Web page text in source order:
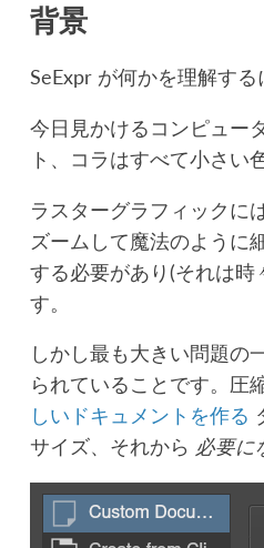
背景
SeExpr が何かを理解する
今日見かけるコンピュー
ト、コラはすべて小さい
ラスターグラフィックに
ズームして魔法のように
する必要があり(それは
す。
しかし最も大きい問題の
られていることです。圧
しいドキュメントを作る
サイズ、それから 必要に